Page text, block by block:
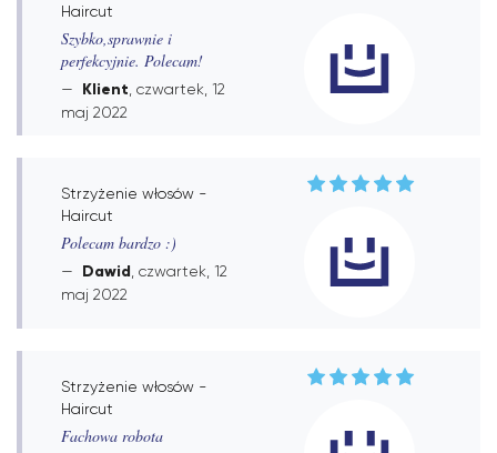
Haircut
Szybko,sprawnie i
perfekcyjnie. Polecam!
Klient , czwartek, 12
maj 2022
Strzyżenie włosów -
Haircut
Polecam bardzo :)
Dawid , czwartek, 12
maj 2022
Strzyżenie włosów -
Haircut
Fachowa robota